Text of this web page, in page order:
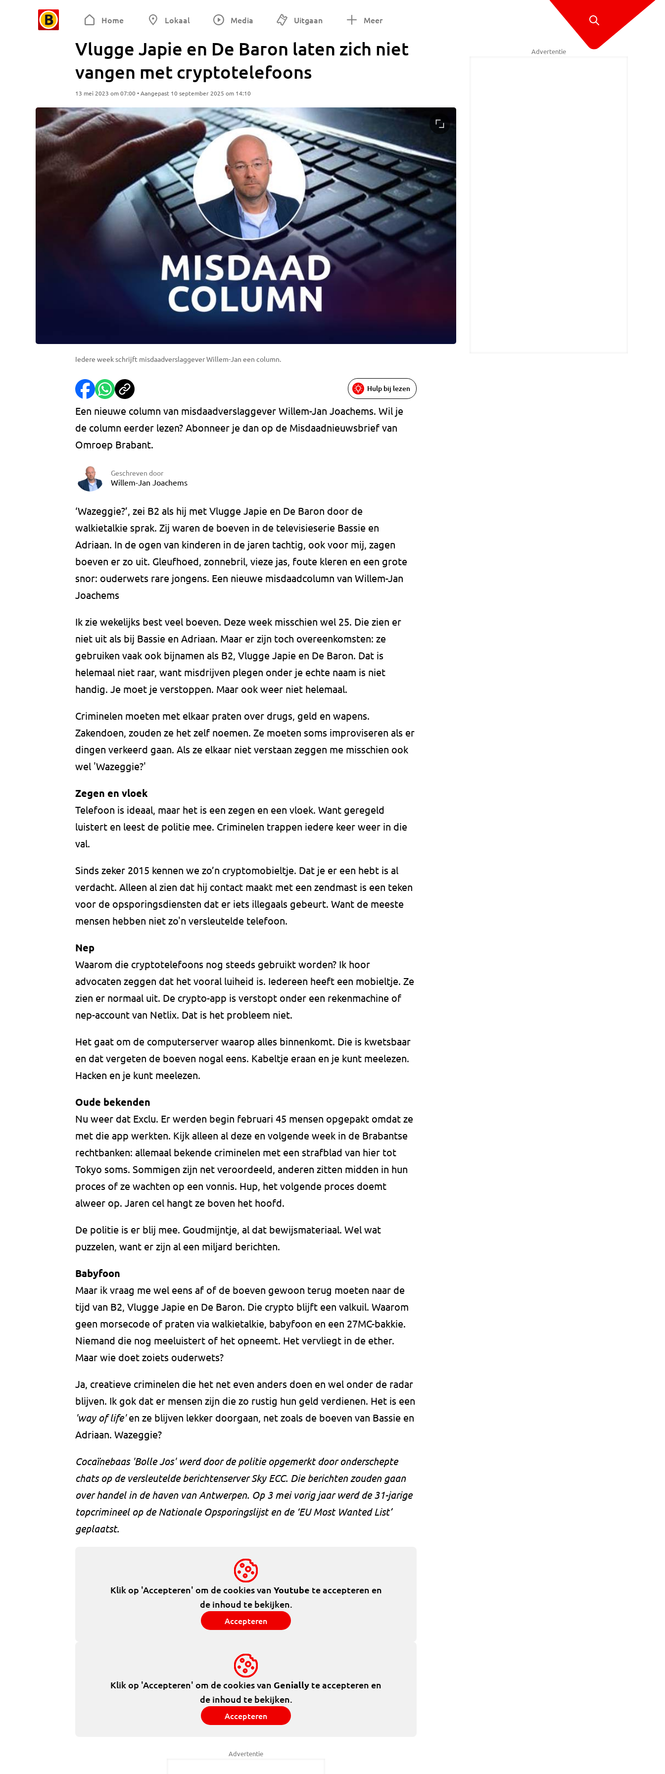
Home Lokaal Media Uitgaan Meer
Vlugge Japie en De Baron laten zich niet
vangen met cryptotelefoons
13 mei 2023 om 07:00 • Aangepast 10 september 2025 om 14:10
Iedere week schrijft misdaadverslaggever Willem-Jan een column.
Hulp bij lezen
Een nieuwe column van misdaadverslaggever Willem-Jan Joachems. Wil je
de column eerder lezen? Abonneer je dan op de Misdaadnieuwsbrief van
Omroep Brabant.
Geschreven door
Willem-Jan Joachems
‘Wazeggie?’, zei B2 als hij met Vlugge Japie en De Baron door de
walkietalkie sprak. Zij waren de boeven in de televisieserie Bassie en
Adriaan. In de ogen van kinderen in de jaren tachtig, ook voor mij, zagen
boeven er zo uit. Gleufhoed, zonnebril, vieze jas, foute kleren en een grote
snor: ouderwets rare jongens. Een nieuwe misdaadcolumn van Willem-Jan
Joachems
Ik zie wekelijks best veel boeven. Deze week misschien wel 25. Die zien er
niet uit als bij Bassie en Adriaan. Maar er zijn toch overeenkomsten: ze
gebruiken vaak ook bijnamen als B2, Vlugge Japie en De Baron. Dat is
helemaal niet raar, want misdrijven plegen onder je echte naam is niet
handig. Je moet je verstoppen. Maar ook weer niet helemaal.
Criminelen moeten met elkaar praten over drugs, geld en wapens.
Zakendoen, zouden ze het zelf noemen. Ze moeten soms improviseren als er
dingen verkeerd gaan. Als ze elkaar niet verstaan zeggen me misschien ook
wel 'Wazeggie?'
Zegen en vloek
Telefoon is ideaal, maar het is een zegen en een vloek. Want geregeld
luistert en leest de politie mee. Criminelen trappen iedere keer weer in die
val.
Sinds zeker 2015 kennen we zo’n cryptomobieltje. Dat je er een hebt is al
verdacht. Alleen al zien dat hij contact maakt met een zendmast is een teken
voor de opsporingsdiensten dat er iets illegaals gebeurt. Want de meeste
mensen hebben niet zo'n versleutelde telefoon.
Nep
Waarom die cryptotelefoons nog steeds gebruikt worden? Ik hoor
advocaten zeggen dat het vooral luiheid is. Iedereen heeft een mobieltje. Ze
zien er normaal uit. De crypto-app is verstopt onder een rekenmachine of
nep-account van Netlix. Dat is het probleem niet.
Het gaat om de computerserver waarop alles binnenkomt. Die is kwetsbaar
en dat vergeten de boeven nogal eens. Kabeltje eraan en je kunt meelezen.
Hacken en je kunt meelezen.
Oude bekenden
Nu weer dat Exclu. Er werden begin februari 45 mensen opgepakt omdat ze
met die app werkten. Kijk alleen al deze en volgende week in de Brabantse
rechtbanken: allemaal bekende criminelen met een strafblad van hier tot
Tokyo soms. Sommigen zijn net veroordeeld, anderen zitten midden in hun
proces of ze wachten op een vonnis. Hup, het volgende proces doemt
alweer op. Jaren cel hangt ze boven het hoofd.
De politie is er blij mee. Goudmijntje, al dat bewijsmateriaal. Wel wat
puzzelen, want er zijn al een miljard berichten.
Babyfoon
Maar ik vraag me wel eens af of de boeven gewoon terug moeten naar de
tijd van B2, Vlugge Japie en De Baron. Die crypto blijft een valkuil. Waarom
geen morsecode of praten via walkietalkie, babyfoon en een 27MC-bakkie.
Niemand die nog meeluistert of het opneemt. Het vervliegt in de ether.
Maar wie doet zoiets ouderwets?
Ja, creatieve criminelen die het net even anders doen en wel onder de radar
blijven. Ik gok dat er mensen zijn die zo rustig hun geld verdienen. Het is een
'way of life'en ze blijven lekker doorgaan, net zoals de boeven van Bassie en
Adriaan. Wazeggie?
Cocaïnebaas 'Bolle Jos' werd door de politie opgemerkt door onderschepte
chats op de versleutelde berichtenserver Sky ECC. Die berichten zouden gaan
over handel in de haven van Antwerpen. Op 3 mei vorig jaar werd de 31-jarige
topcrimineel op de Nationale Opsporingslijst en de ‘EU Most Wanted List’
geplaatst.
Klik op 'Accepteren' om de cookies van Youtube te accepteren en
de inhoud te bekijken.
Accepteren
Klik op 'Accepteren' om de cookies van Genially te accepteren en
de inhoud te bekijken.
Accepteren
Advertentie
Advertentie